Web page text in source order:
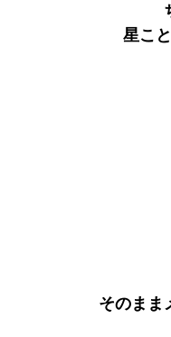
星こ
そのまま